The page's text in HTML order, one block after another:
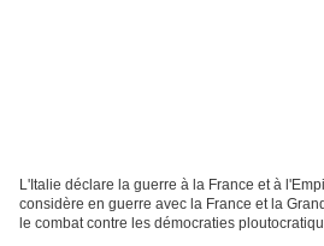
L'Italie déclare la guerre à la France et à
considère en guerre avec la France et la
le combat contre les démocraties